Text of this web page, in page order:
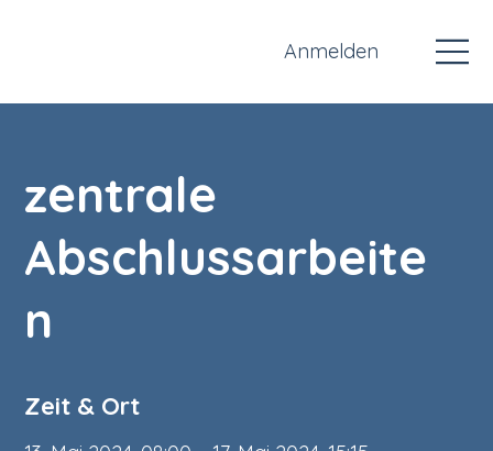
Anmelden
zentrale
Abschlussarbeite
n
Zeit & Ort